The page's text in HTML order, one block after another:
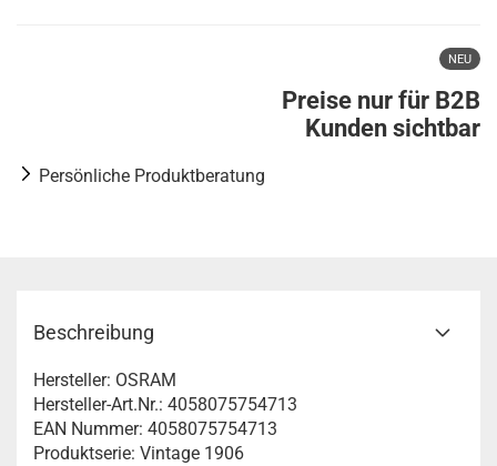
NEU
Preise nur für B2B
Kunden sichtbar
Persönliche Produktberatung
Beschreibung
Hersteller: OSRAM
Hersteller-Art.Nr.: 4058075754713
EAN Nummer: 4058075754713
Produktserie: Vintage 1906